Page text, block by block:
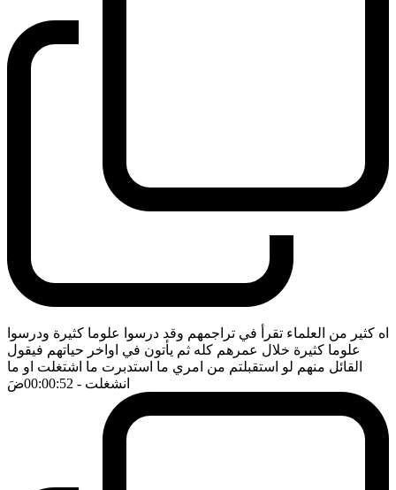
اه كثير من العلماء تقرأ في تراجمهم وقد درسوا علوما كثيرة ودرسوا
علوما كثيرة خلال عمرهم كله ثم يأتون في اواخر حياتهم فيقول
القائل منهم لو استقبلتم من امري ما استدبرت ما اشتغلت او ما
انشغلت - 00:00:52 ضَ